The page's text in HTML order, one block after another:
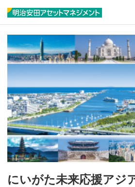
にいがた未来応援アジ